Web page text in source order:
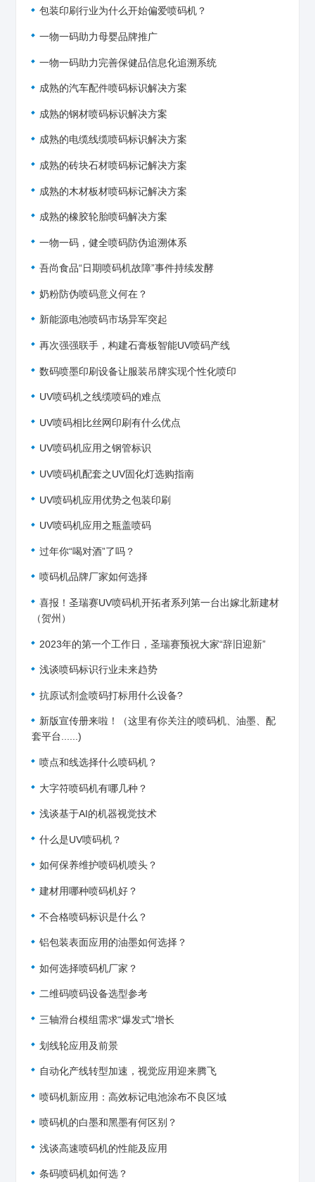
包装印刷行业为什么开始偏爱喷码机？
一物一码助力母婴品牌推广
一物一码助力完善保健品信息化追溯系统
成熟的汽车配件喷码标识解决方案
成熟的钢材喷码标识解决方案
成熟的电缆线缆喷码标识解决方案
成熟的砖块石材喷码标记解决方案
成熟的木材板材喷码标记解决方案
成熟的橡胶轮胎喷码解决方案
一物一码，健全喷码防伪追溯体系
吾尚食品“日期喷码机故障”事件持续发酵
奶粉防伪喷码意义何在？
新能源电池喷码市场异军突起
再次强强联手，构建石膏板智能UV喷码产线
数码喷墨印刷设备让服装吊牌实现个性化喷印
UV喷码机之线缆喷码的难点
UV喷码相比丝网印刷有什么优点
UV喷码机应用之钢管标识
UV喷码机配套之UV固化灯选购指南
UV喷码机应用优势之包装印刷
UV喷码机应用之瓶盖喷码
过年你“喝对酒”了吗？
喷码机品牌厂家如何选择
喜报！圣瑞赛UV喷码机开拓者系列第一台出嫁北新建材
（贺州）
2023年的第一个工作日，圣瑞赛预祝大家“辞旧迎新”
浅谈喷码标识行业未来趋势
抗原试剂盒喷码打标用什么设备?
新版宣传册来啦！（这里有你关注的喷码机、油墨、配
套平台......)
喷点和线选择什么喷码机？
大字符喷码机有哪几种？
浅谈基于AI的机器视觉技术
什么是UV喷码机？
如何保养维护喷码机喷头？
建材用哪种喷码机好？
不合格喷码标识是什么？
铝包装表面应用的油墨如何选择？
如何选择喷码机厂家？
二维码喷码设备选型参考
三轴滑台模组需求“爆发式”增长
划线轮应用及前景
自动化产线转型加速，视觉应用迎来腾飞
喷码机新应用：高效标记电池涂布不良区域
喷码机的白墨和黑墨有何区别？
浅谈高速喷码机的性能及应用
条码喷码机如何选？